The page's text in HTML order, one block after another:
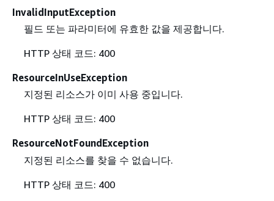
InvalidInputException
필드 또는 파라미터에 유효한 값을 제공합니다.
HTTP 상태 코드: 400
ResourceInUseException
지정된 리소스가 이미 사용 중입니다.
HTTP 상태 코드: 400
ResourceNotFoundException
지정된 리소스를 찾을 수 없습니다.
HTTP 상태 코드: 400